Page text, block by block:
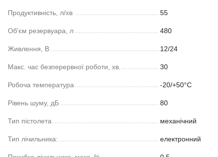
Продуктивність, л/хв 55
Об'єм резервуара, л 480
Живлення, В 12/24
Макс. час безперервної роботи, хв. 30
Робоча температура -20/+50°С
Рівень шуму, дБ 80
Тип пістолета механічний
Тип лічильника: електронний